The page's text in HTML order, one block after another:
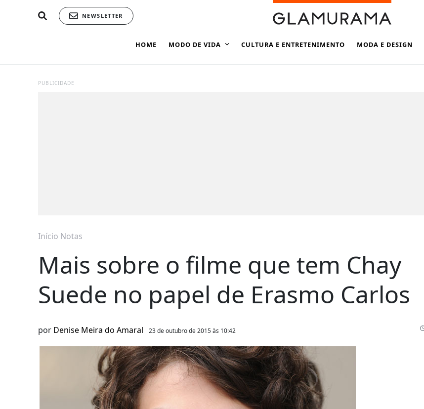
NEWSLETTER
HOME MODO DE VIDA CULTURA E ENTRETENIMENTO MODA E DESIGN
PUBLICIDADE
Início Notas
Mais sobre o filme que tem Chay
Suede no papel de Erasmo Carlos
por Denise Meira do Amaral 23 de outubro de 2015 às 10:42